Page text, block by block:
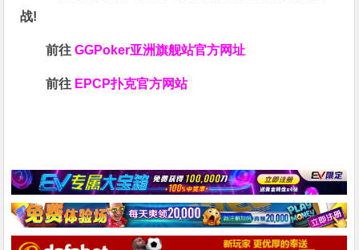
战!
前往GGPoker亚洲旗舰站官方网址
前往 EPCP扑克官方网站